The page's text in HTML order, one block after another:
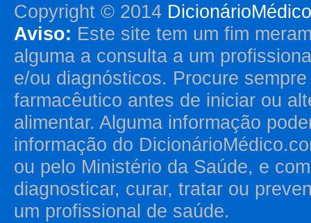
Copyright © 2014
Aviso: Este site tem um fim
alguma a consulta a um
e/ou diagnósticos. Procure
farmacêutico antes de iniciar ou
alimentar. Alguma informação
informação do
ou pelo Ministério da Saúde, e
diagnosticar, curar, tratar ou
um profissional de saúde.